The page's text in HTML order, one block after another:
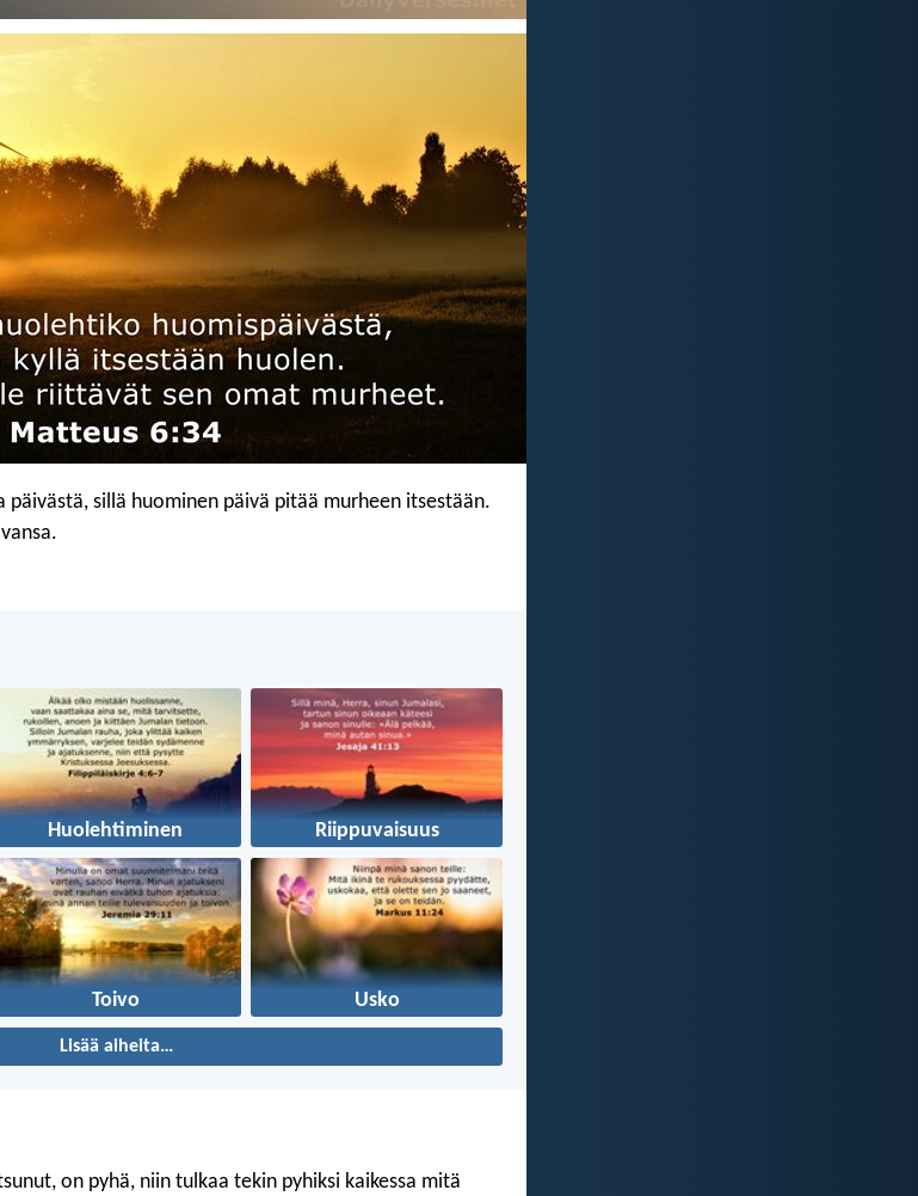
päivästä, sillä huominen päivä pitää murheen itsestään.
Huolehtiminen Riippuvaisuus
Toivo Usko
Lisää aiheita…
on pyhä, niin tulkaa tekin pyhiksi kaikessa mitä